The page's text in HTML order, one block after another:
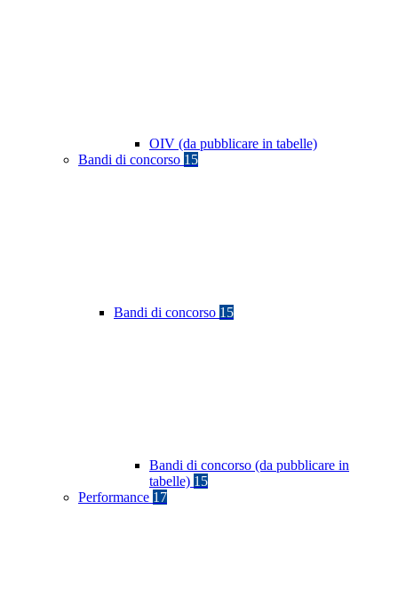
OIV (da pubblicare in tabelle)
Bandi di concorso 15
Bandi di concorso 15
Bandi di concorso (da pubblicare in
tabelle) 15
Performance 17